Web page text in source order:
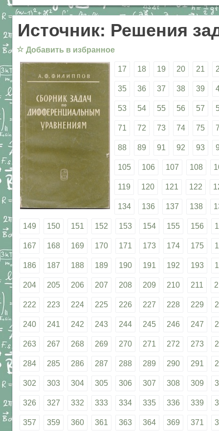
Источник: Решения
☆ Добавить в избранное
17 18 19 20 21
35 36 37 38 39
53 54 55 56 57
71 72 73 74 75
88 89 91 92 93
105 106 107 108
119 120 121 122
134 136 137 138
149 150 151 152 153 154 155 156
167 168 169 170 171 173 174 175
186 187 188 189 190 191 192 193
204 205 206 207 208 209 210 211
222 223 224 225 226 227 228 229
240 241 242 243 244 245 246 247
263 267 268 269 270 271 272 273
284 285 286 287 288 289 290 291
302 303 304 305 306 307 308 309
326 327 332 333 334 335 336 339
357 359 360 361 363 364 369 371